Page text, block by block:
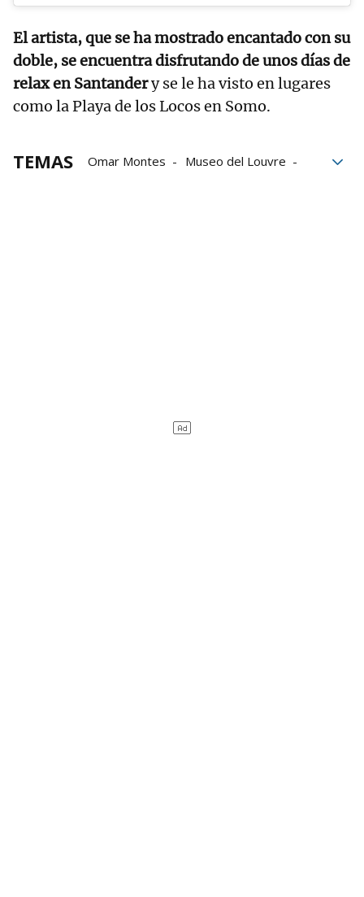
El artista, que se ha mostrado encantado con su
doble, se encuentra disfrutando de unos días de
relax en Santandery se le ha visto en lugares
como la Playa de los Locos en Somo.
TEMAS Omar Montes
Museo del Louvre